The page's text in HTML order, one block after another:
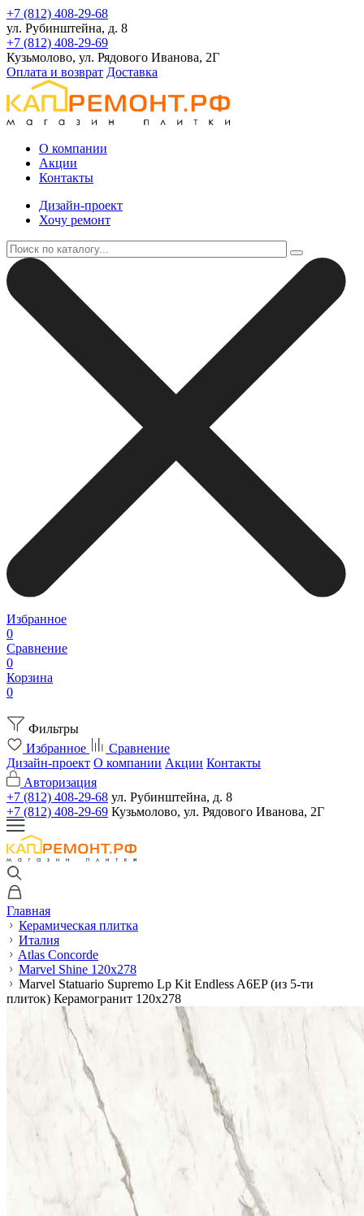
+7 (812) 408-29-68
ул. Рубинштейна, д. 8
+7 (812) 408-29-69
Кузьмолово, ул. Рядового Иванова, 2Г
Оплата и возврат Доставка
О компании
Акции
Контакты
Дизайн-проект
Хочу ремонт
Избранное
0
Сравнение
0
Корзина
0
Фильтры
Избранное
Сравнение
Дизайн-проект О компании Акции Контакты
Авторизация
+7 (812) 408-29-68 ул. Рубинштейна, д. 8
+7 (812) 408-29-69 Кузьмолово, ул. Рядового Иванова, 2Г
Главная
Керамическая плитка
Италия
Atlas Concorde
Marvel Shine 120x278
Marvel Statuario Supremo Lp Kit Endless A6EP (из 5-ти
плиток) Керамогранит 120x278